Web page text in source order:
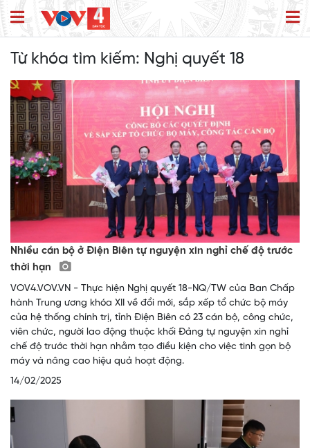
Từ khóa tìm kiếm: Nghị quyết 18
Nhiều cán bộ ở Điện Biên tự nguyện xin nghỉ chế độ trước
thời hạn
VOV4.VOV.VN - Thực hiện Nghị quyết 18-NQ/TW của Ban Chấp
hành Trung ương khóa XII về đổi mới, sắp xếp tổ chức bộ máy
của hệ thống chính trị, tỉnh Điện Biên có 23 cán bộ, công chức,
viên chức, người lao động thuộc khối Đảng tự nguyện xin nghỉ
chế độ trước thời hạn nhằm tạo điều kiện cho việc tinh gọn bộ
máy và nâng cao hiệu quả hoạt động.
14/02/2025